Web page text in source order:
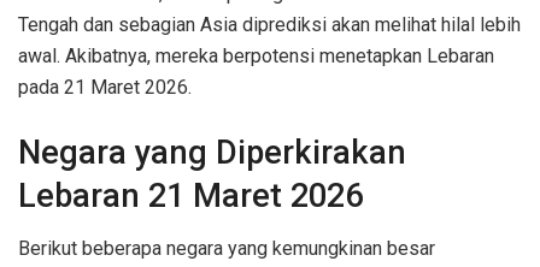
Tengah dan sebagian Asia diprediksi akan melihat hilal lebih
awal. Akibatnya, mereka berpotensi menetapkan Lebaran
pada 21 Maret 2026.
Negara yang Diperkirakan
Lebaran 21 Maret 2026
Berikut beberapa negara yang kemungkinan besar